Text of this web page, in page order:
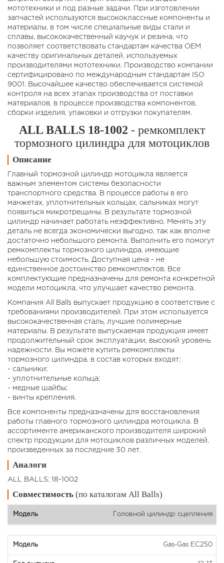
мототехники и под разные задачи. При изготовлении
запчастей используются высококлассные компоненты и
материалы, в том числе специальные виды стали и
сплавы, высококачественный каучук и резина, что
позволяет соответствовать стандартам качества OEM
качеству оригинальных деталей, используемых
производителями мототехники. Производство компании
сертифицировано по международным стандартам ISO
9001. Высочайшее качество обеспечивается системой
контроля на всех этапах производства от поставки
материалов, в процессе производства компонентов,
сборки изделия, упаковки и отгрузки покупателям.
ALL BALLS 18-1002 - ремкомплект
тормозного цилиндра для мотоциклов
Описание
Главный тормозной цилиндр мотоцикла является
важным элементом системы безопасности
транспортного средства. В процессе работы в его
манжетах, уплотнительных кольцах, сальниках могут
появиться микротрещины. В результате тормозной
цилиндр начинает работать неэффективно. Менять эту
деталь не всегда экономически выгодно, так как вполне
достаточно небольшого ремонта. Выполнить его помогут
ремкомплекты тормозного цилиндра, имеющие
небольшую стоимость. Доступная цена - не
единственное достоинство ремкомплектов. Все
комплектующие предназначены для ремонта конкретной
модели мотоцикла, что улучшает качество ремонта.
Компания All Balls выпускает продукцию в соответствие с
требованиями производителей. При этом используется
высококачественная сталь, лучшие полимерные
материалы. В результате выпускаемая продукция имеет
продолжительный срок эксплуатации, высокий уровень
надежности. Вы можете купить ремкомплекты
тормозного цилиндра, в состав которых входят:
- сальники;
- уплотнительные кольца;
- медные шайбы;
- винты крепления.
Все компоненты предназначены для восстановления
работы главного тормозного цилиндра мотоцикла. В
ассортименте американского производителя широкий
спектр продукции для мотоциклов различных моделей,
произведенных за последние 30 лет.
Аналоги
ALL BALLS: 18-1002
Совместимость (по каталогам All Balls)
Головной цилиндр сцепления
Gas-Gas EC250